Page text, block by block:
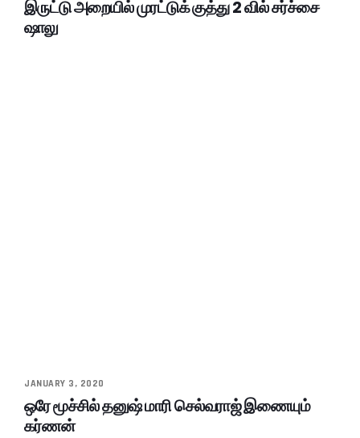
இருட்டு அறையில் முரட்டுக் குத்து 2 வில் சர்ச்சை
ஷாலு
JANUARY 3, 2020
ஒரே மூச்சில் தனுஷ் மாரி செல்வராஜ் இணையும்
கர்ணன்